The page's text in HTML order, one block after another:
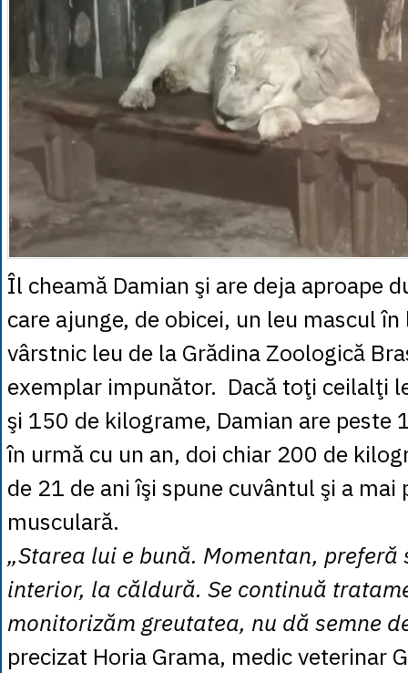
Îl cheamă Damian şi are deja aproape
care ajunge, de obicei, un leu mascul
vârstnic leu de la Grădina Zoologică
exemplar impunător. Dacă toţi ceilalţi
şi 150 de kilograme, Damian are peste
în urmă cu un an, doi chiar 200 de
de 21 de ani îşi spune cuvântul şi a mai
musculară.
„Starea lui e bună. Momentan,
interior, la căldură. Se continuă
monitorizăm greutatea, nu dă semne
precizat Horia Grama, medic veterinar